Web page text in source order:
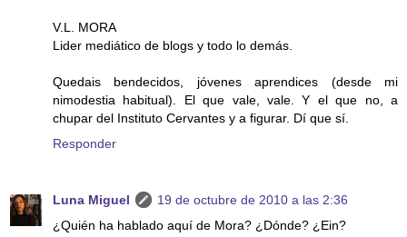
V.L. MORA
Lider mediático de blogs y todo lo demás.
Quedais bendecidos, jóvenes aprendices (desde mi
nimodestia habitual). El que vale, vale. Y el que no, a
chupar del Instituto Cervantes y a figurar. Dí que sí.
Responder
Luna Miguel
19 de octubre de 2010 a las 2:36
¿Quién ha hablado aquí de Mora? ¿Dónde? ¿Ein?